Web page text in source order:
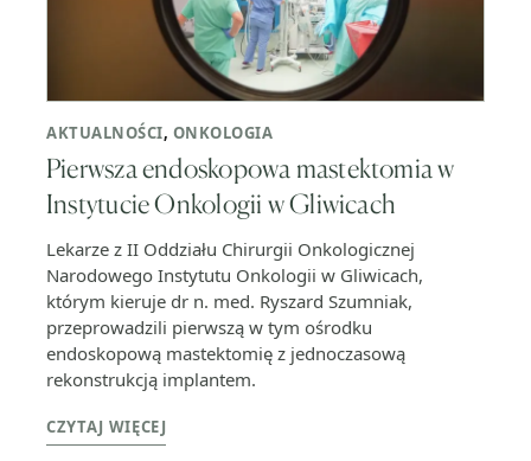
AKTUALNOŚCI, ONKOLOGIA
Pierwsza endoskopowa mastektomia w
Instytucie Onkologii w Gliwicach
Lekarze z II Oddziału Chirurgii Onkologicznej
Narodowego Instytutu Onkologii w Gliwicach,
którym kieruje dr n. med. Ryszard Szumniak,
przeprowadzili pierwszą w tym ośrodku
endoskopową mastektomię z jednoczasową
rekonstrukcją implantem.
CZYTAJ WIĘCEJ